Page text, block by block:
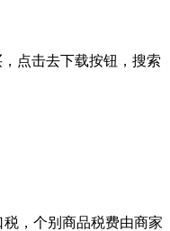
点击去下载按钮，搜索
，个别商品税费由商家